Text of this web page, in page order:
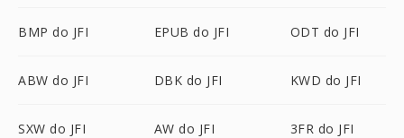
BMP do JFI EPUB do JFI ODT do JFI
ABW do JFI DBK do JFI KWD do JFI
SXW do JFI AW do JFI 3FR do JFI